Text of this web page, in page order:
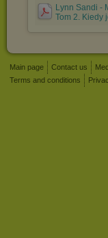
Lynn Sandi -
Tom 2. Kiedy
Main page Contact us
Terms and conditions